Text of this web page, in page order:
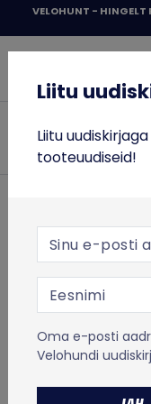
sisu
juurde
VELOHUNT - HINGELT
ESILEHT RATTASÕIT
Tööriistad ja
Motip Power Brake
Muud kaubamärgid
Motip
Cleaner
RATTASÕIT
TOIT JA TREENING
VABA AEG
% SOODUS
MICRO
Liitu
Liitu
Liitu
tooteuudiseid!
E-posti aadress
Oma e-posti
Velohundi